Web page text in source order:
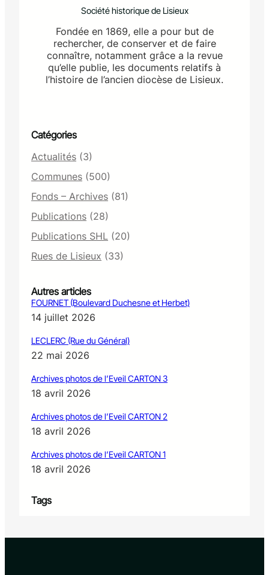
Société historique de Lisieux
Fondée en 1869, elle a pour but de
rechercher, de conserver et de faire
connaître, notamment grâce a la revue
qu’elle publie, les documents relatifs à
l’histoire de l’ancien diocèse de Lisieux.
Catégories
Actualités (3)
Communes (500)
Fonds – Archives (81)
Publications (28)
Publications SHL (20)
Rues de Lisieux (33)
Autres articles
FOURNET (Boulevard Duchesne et Herbet)
14 juillet 2026
LECLERC (Rue du Général)
22 mai 2026
Archives photos de l’Eveil CARTON 3
18 avril 2026
Archives photos de l’Eveil CARTON 2
18 avril 2026
Archives photos de l’Eveil CARTON 1
18 avril 2026
Tags